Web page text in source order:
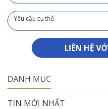
LIÊN HỆ
DANH MỤC
TIN MỚI NHẤT